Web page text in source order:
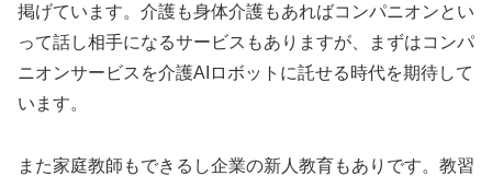
掲げています。介護も身体介護もあればコンパニオンとい
って話し相手になるサービスもありますが、まずはコンパ
ニオンサービスを介護AIロボットに託せる時代を期待して
います。
また家庭教師もできるし企業の新人教育もありです。教習